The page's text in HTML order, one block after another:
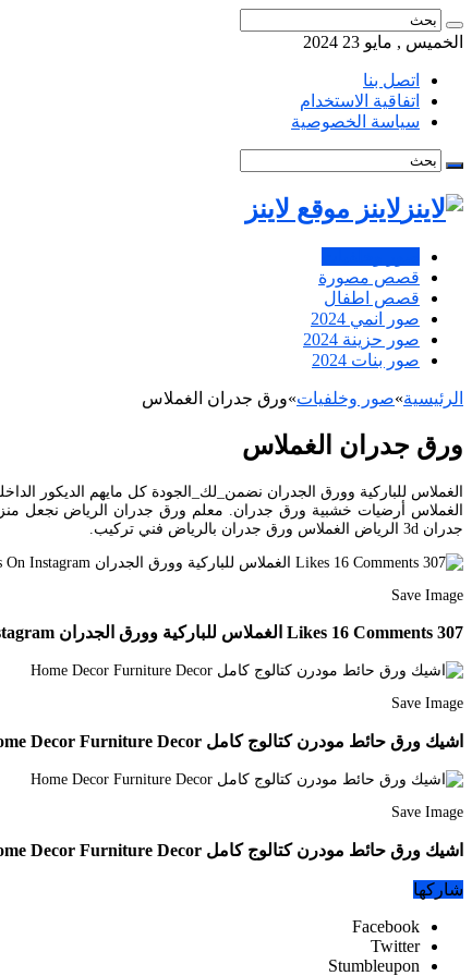
الخميس , مايو 23 2024
اتصل بنا
اتفاقية الاستخدام
سياسة الخصوصية
لاينز موقع لاينز
قصص مصورة
قصص اطفال
صور انمي 2024
صور حزينة 2024
صور بنات 2024
الرئيسية»صور وخلفيات»ورق جدران الغملاس
ورق جدران الغملاس
الغملاس أرضيات خشبية ورق جدران. معلم ورق جدران الرياض نجعل
جدران 3d الرياض الغملاس ورق جدران بالرياض فني تركيب.
Save Image
307 Likes 16 Comments الغملاس للباركية وورق الجدران Ghomlass On Instagram نصيحه من الغملاس مايجب فعله قبل تركيب Home Decor Decor Love Is All
Save Image
اشيك ورق حائط مودرن كتالوج كامل Home Decor Furniture Decor
Save Image
اشيك ورق حائط مودرن كتالوج كامل Home Decor Furniture Decor
شاركها
Facebook
Twitter
Stumbleupon